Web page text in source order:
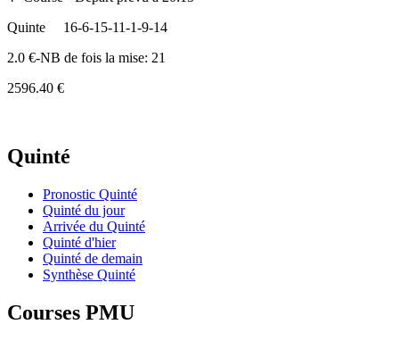
Quinte
16-6-15-11-1-9-14
2.0 €-NB de fois la mise: 21
2596.40 €
Quinté
Pronostic Quinté
Quinté du jour
Arrivée du Quinté
Quinté d'hier
Quinté de demain
Synthèse Quinté
Courses PMU